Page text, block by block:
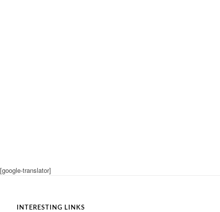
[google-translator]
INTERESTING LINKS